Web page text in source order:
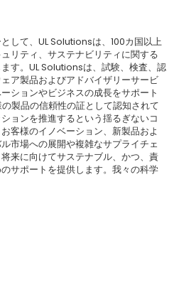
して、UL Solutionsは、100カ国以上
リティ、サステナビリティに関する
す。UL Solutionsは、試験、検査、認
ア製品およびアドバイザリーサービ
ションやビジネスの成長をサポート
製品の信頼性の証として認知されて
ョンを推進するという揺るぎないコ
客様のイノベーション、新製品およ
市場への展開や複雑なサプライチェ
来に向けてサステナブル、かつ、責
サポートを提供します。我々の科学